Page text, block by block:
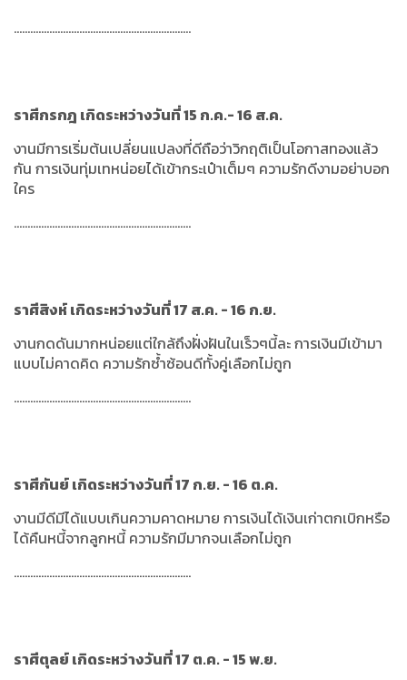
.................................................................
ราศีกรกฎ เกิดระหว่างวันที่ 15 ก.ค.- 16 ส.ค.
งานมีการเริ่มต้นเปลี่ยนแปลงที่ดีถือว่าวิกฤติเป็นโอกาสทองแล้ว
กัน การเงินทุ่มเทหน่อยได้เข้ากระเป๋าเต็มๆ ความรักดีงามอย่าบอก
ใคร
.................................................................
ราศีสิงห์ เกิดระหว่างวันที่ 17 ส.ค. - 16 ก.ย.
งานกดดันมากหน่อยแต่ใกล้ถึงฝั่งฝันในเร็วๆนี้ละ การเงินมีเข้ามา
แบบไม่คาดคิด ความรักซ้ำซ้อนดีทั้งคู่เลือกไม่ถูก
.................................................................
ราศีกันย์ เกิดระหว่างวันที่ 17 ก.ย. - 16 ต.ค.
งานมีดีมีได้แบบเกินความคาดหมาย การเงินได้เงินเก่าตกเบิกหรือ
ได้คืนหนี้จากลูกหนี้ ความรักมีมากจนเลือกไม่ถูก
.................................................................
ราศีตุลย์ เกิดระหว่างวันที่ 17 ต.ค. - 15 พ.ย.